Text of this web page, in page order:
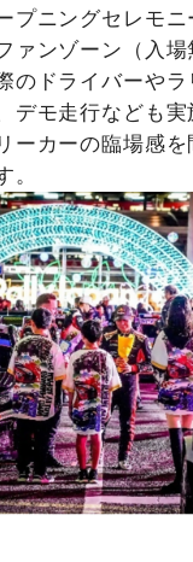
プニングセレモ
ァンゾーン（入場
のドライバーや
デモ走行なども実
ーカーの臨場感を
。